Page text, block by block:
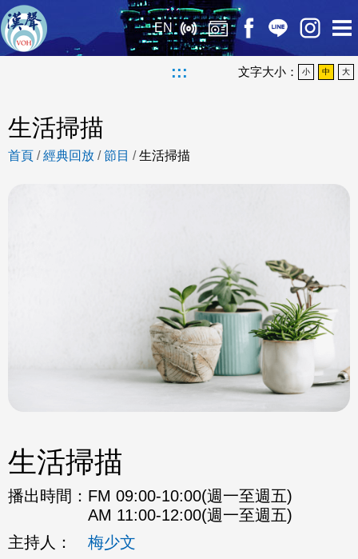
EN
::: 文字大小： 小 中 大
生活掃描
首頁 /經典回放 /節目 /生活掃描
生活掃描
播出時間： FM 09:00-10:00(週一至週五)
AM 11:00-12:00(週一至週五)
主持人：
梅少文